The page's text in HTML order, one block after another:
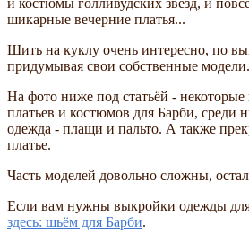
и костюмы голливудских звёзд, и
шикарные вечерние платья...
Шить на куклу очень интересно, по
придумывая свои собственные модели.
На фото ниже под статьёй -
платьев и костюмов для Барби, среди
одежда - плащи и пальто. А также
платье.
Часть моделей довольно сложны,
Если вам нужны выкройки одежды
здесь: шьём для Барби.